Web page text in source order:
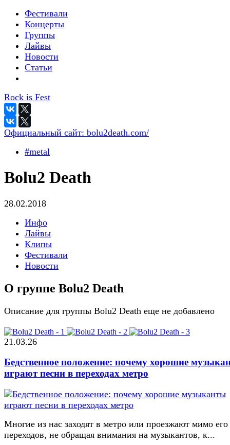
Фестивали
Концерты
Группы
Лайвы
Новости
Статьи
Rock is Fest
Официальный сайт: bolu2death.com/
#metal
Bolu2 Death
28.02.2018
Инфо
Лайвы
Клипы
Фестивали
Новости
О группе Bolu2 Death
Описание для группы Bolu2 Death еще не добавлено
21.03.26
Бедственное положение: почему хорошие
играют песни в переходах метро
Многие из нас заходят в метро или проезжают мимо его
переходов, не обращая внимания на музыкантов, к...